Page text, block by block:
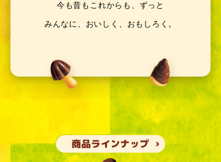
今も昔もこれからも、ずっと
みんなに、おいしく、おもしろく。